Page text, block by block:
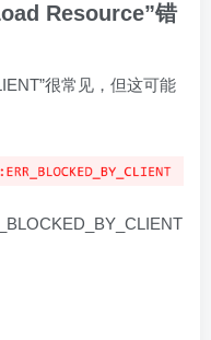
Resource”错
很常见，但这可能